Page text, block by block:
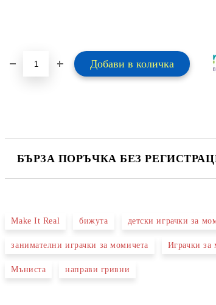
БЪРЗА ПОРЪЧКА БЕЗ
Ние ще се свържем с вас в рамките на работния ден.
Make It Real бижута детски играчки за
занимателни играчки за момичета Играчки за
Мъниста направи гривни